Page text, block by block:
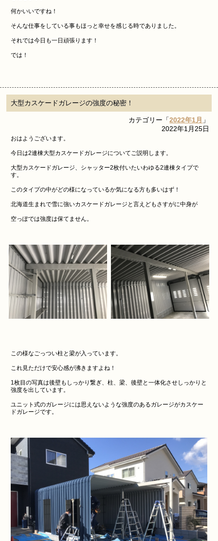
何かいいですね！
そんな仕事をしている事もほっと幸せを感じる時でありました。
それでは今日も一日頑張ります！
では！
大型カスケードガレージの強度の秘密！
カテゴリー「2022年1月 」
2022年1月25日
おはようございます。
今日は2連棟大型カスケードガレージについてご説明します。
大型カスケードガレージ、シャッター2枚付いたいわゆる2連棟タイプで
す。
このタイプの中がどの様になっているか気になる方も多いはず！
北海道生まれで雪に強いカスケードガレージと言えどもさすがに中身が
空っぽでは強度は保てません。
この様なごっつい柱と梁が入っています。
これ見ただけで安心感が沸きますよね！
1枚目の写真は後壁もしっかり繋ぎ、柱、梁、後壁と一体化させしっかりと
強度を出しています。
ユニット式のガレージには思えないような強度のあるガレージがカスケー
ドガレージです。